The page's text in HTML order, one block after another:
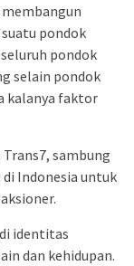
pondok
pondok
selain pondok
kalanya faktor
sambung
di Indonesia untuk
identitas
dan kehidupan.